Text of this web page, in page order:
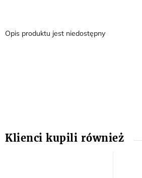
Opis produktu jest niedostępny